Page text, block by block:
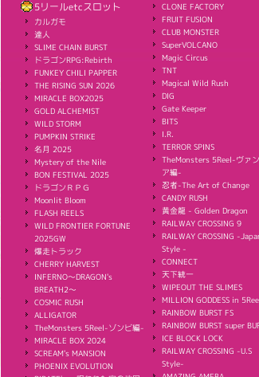
5リールetcスロット
カルガモ
達人
SLIME CHAIN BURST
ドラゴンRPG:Rebirth
FUNKEY CHILI PAPPER
THE RISING SUN 2026
MIRACLE BOX2025
GOLD ALCHEMIST
WILD STORM
PUMPKIN STRIKE
名月 2025
Mystery of the Nile
BON FESTIVAL 2025
ドラゴンＲＰＧ
Moonlit Bloom
FLASH REELS
WILD FRONTIER FORTUNE
2025GW
爆走トラック
CHERRY HARVEST
INFERNO〜DRAGON's
BREATH2〜
COSMIC RUSH
ALLIGATOR
TheMonsters 5Reel-ゾンビ編-
MIRACLE BOX 2024
SCREAM's MANSION
PHOENIX EVOLUTION
CLONE FACTORY
FRUIT FUSION
CLUB MONSTER
SuperVOLCANO
Magic Circus
TNT
Magical Wild Rush
DIG
Gate Keeper
BITS
I.R.
TERROR SPINS
TheMonsters 5Reel-ヴァ
ア編-
忍者-The Art of Change
CANDY RUSH
黄金龍 - Golden Dragon
RAILWAY CROSSING 9
RAILWAY CROSSING -
Style -
CONNECT
天下統一
WIPEOUT THE SLIMES
MILLION GODDESS in
RAINBOW BURST FS
RAINBOW BURST super
ICE BLOCK LOCK
RAILWAY CROSSING -U.S
Style-